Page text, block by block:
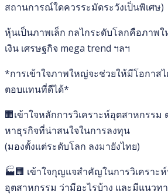
สถานการณ์ใดควรระมัดระวังเป็นพิเศษ)
หุ้นเป็นภาพเล็ก กลไกระดับโลกคือภาพ
เงิน เศรษฐกิจ mega trend ฯลฯ
*การเข้าใจภาพใหญ่จะช่วยให้มีโอกาส
ตอบแทนที่ดีได้*
🏢เข้าใจหลักการวิเคราะห์อุตสาหกรรม
หาธุรกิจที่น่าสนใจในการลงทุน
(มองตั้งแต่ระดับโลก ลงมายังไทย)
🏭🏢 เข้าใจกุญแจสำคัญในการวิเคราะ
อุตสาหกรรม ว่ามีอะไรบ้าง และมีแนวท